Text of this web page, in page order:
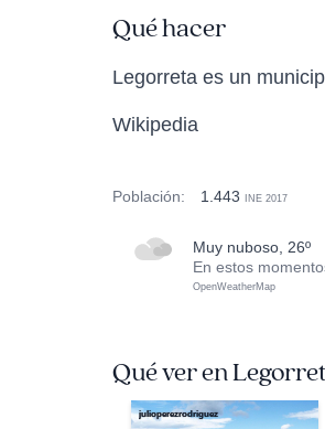
Qué hacer
Legorreta es un
Wikipedia
Población: 1.443 INE 2017
muy nuboso, 26º
En estos
OpenWeatherMap
Qué ver en
julioperezrodriguez